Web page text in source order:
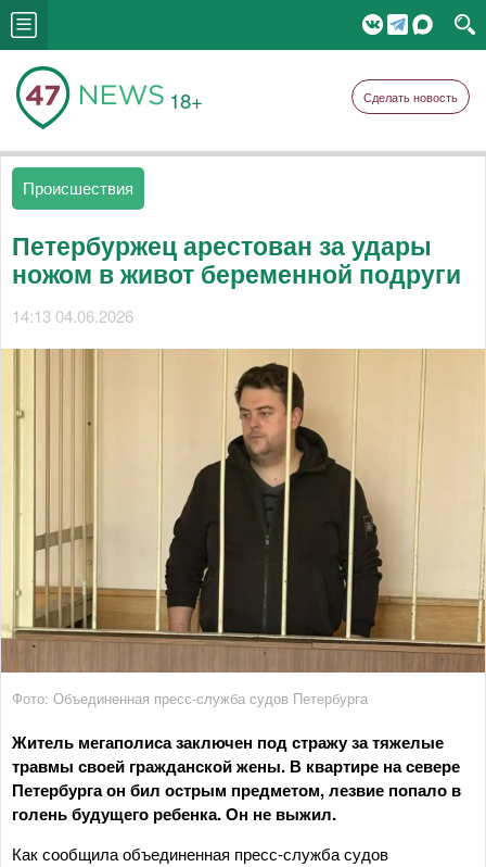
18+ Сделать новость
Происшествия
Петербуржец арестован за удары
ножом в живот беременной подруги
14:13 04.06.2026
Фото: Объединенная пресс-служба судов Петербурга
Житель мегаполиса заключен под стражу за тяжелые
травмы своей гражданской жены. В квартире на севере
Петербурга он бил острым предметом, лезвие попало в
голень будущего ребенка. Он не выжил.
Как сообщила объединенная пресс-служба судов